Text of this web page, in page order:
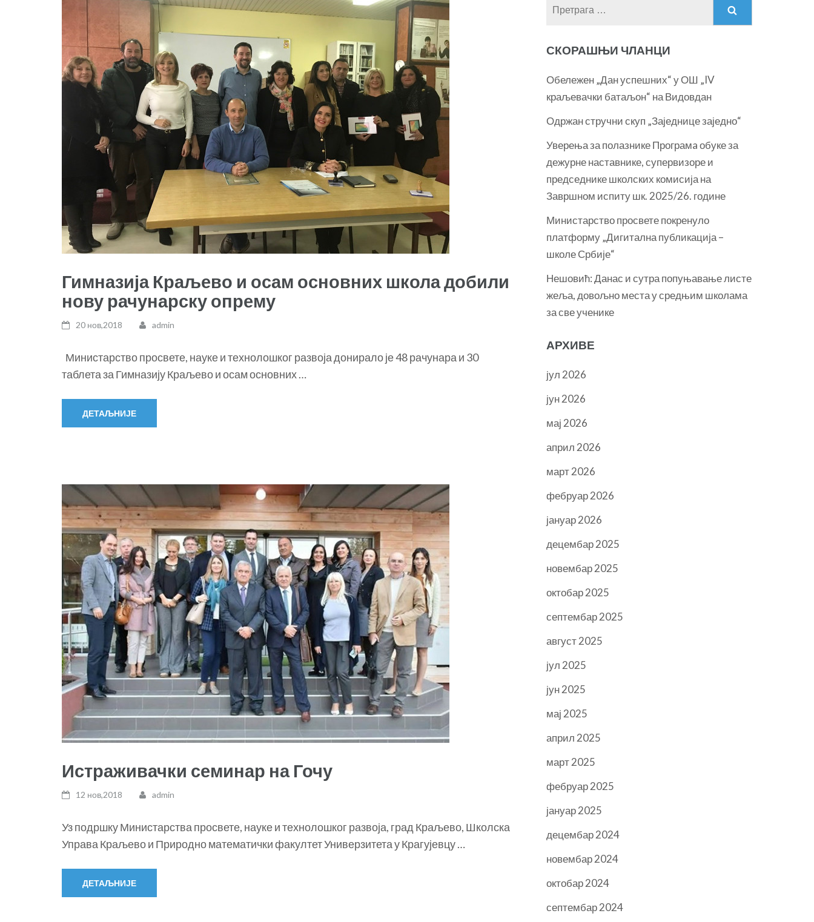
Гимназија Краљево и осам основних школа добили
нову рачунарску опрему
20 нов,2018 admin
Министарство просвете, науке и технолошког развоја донирало је 48 рачунара и 30
таблета за Гимназију Краљево и осам основних …
ДЕТАЉНИЈЕ
Истраживачки семинар на Гочу
12 нов,2018 admin
Уз подршку Министарства просвете, науке и технолошког развоја, град Краљево, Школска
Управа Краљево и Природно математички факултет Универзитета у Крагујевцу …
ДЕТАЉНИЈЕ
Претрага
СКОРАШЊИ ЧЛАНЦИ
Обележен „Дан успешних“ у ОШ „IV
краљевачки батаљон“ на Видовдан
Одржан стручни скуп „Заједнице заједно“
Уверења за полазнике Програмa обуке за
дежурне наставнике, супервизоре и
председнике школских комисија на
Завршном испиту шк. 2025/26. године
Министарство просвете покренуло
платформу „Дигитална публикација –
школе Србије“
Нешовић: Данас и сутра попуњавање листе
жеља, довољно места у средњим школама
за све ученике
АРХИВЕ
јул 2026
јун 2026
мај 2026
април 2026
март 2026
фебруар 2026
јануар 2026
децембар 2025
новембар 2025
октобар 2025
септембар 2025
август 2025
јул 2025
јун 2025
мај 2025
април 2025
март 2025
фебруар 2025
јануар 2025
децембар 2024
новембар 2024
октобар 2024
септембар 2024